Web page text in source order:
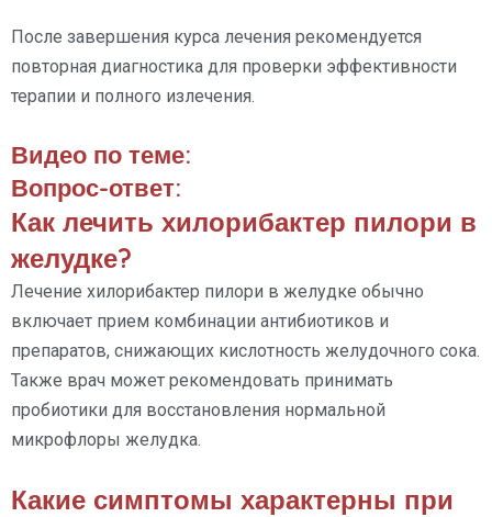
После завершения курса лечения рекомендуется
повторная диагностика для проверки эффективности
терапии и полного излечения.
Видео по теме:
Вопрос-ответ:
Как лечить хилорибактер пилори в
желудке?
Лечение хилорибактер пилори в желудке обычно
включает прием комбинации антибиотиков и
препаратов, снижающих кислотность желудочного сока.
Также врач может рекомендовать принимать
пробиотики для восстановления нормальной
микрофлоры желудка.
Какие симптомы характерны при